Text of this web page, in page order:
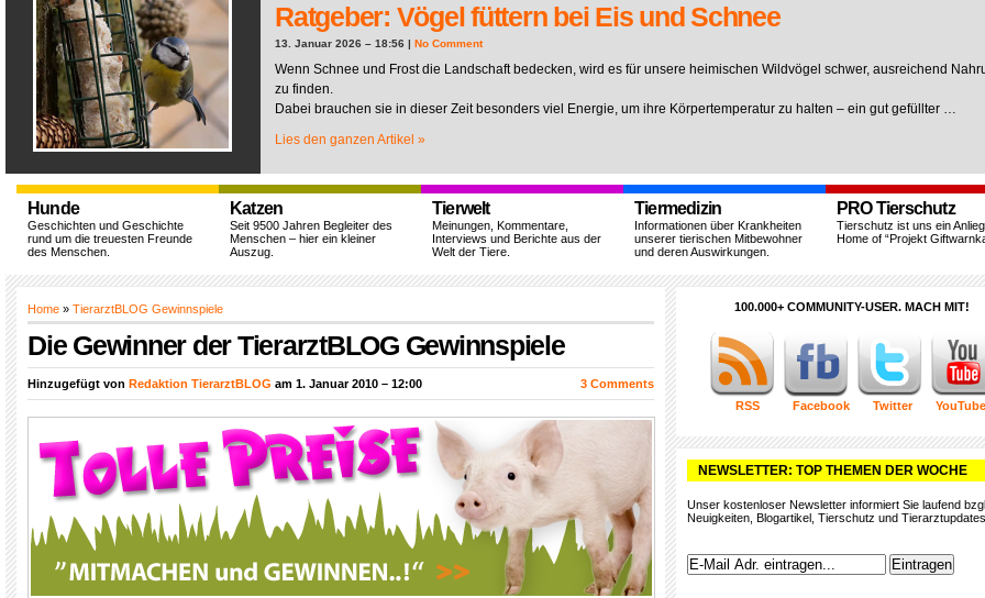
Ratgeber: Vögel füttern bei Eis und Schnee
13. Januar 2026 – 18:56 | No Comment
Wenn Schnee und Frost die Landschaft bedecken, wird es für unsere heimischen Wildvögel schwer, ausreichend
zu finden.
Dabei brauchen sie in dieser Zeit besonders viel Energie, um ihre Körpertemperatur zu halten – ein gut gefüllter …
Lies den ganzen Artikel »
Hunde
Geschichten und Geschichte
rund um die treuesten Freunde
des Menschen.
Katzen
Seit 9500 Jahren Begleiter des
Menschen – hier ein kleiner
Auszug.
Tierwelt
Meinungen, Kommentare,
Interviews und Berichte aus der
Welt der Tiere.
Tiermedizin
Informationen über Krankheiten
unserer tierischen Mitbewohner
und deren Auswirkungen.
PRO Tierschutz
Tierschutz ist uns ein
Home of “Projekt
Home » TierarztBLOG Gewinnspiele
Die Gewinner der TierarztBLOG Gewinnspiele
Hinzugefügt von Redaktion TierarztBLOG am 1. Januar 2010 – 12:00 3 Comments
100.000+ COMMUNITY-USER. MACH MIT!
RSS Facebook Twitter YouTube
NEWSLETTER: TOP THEMEN DER WOCHE
Unser kostenloser Newsletter informiert Sie laufend
Neuigkeiten, Blogartikel, Tierschutz und